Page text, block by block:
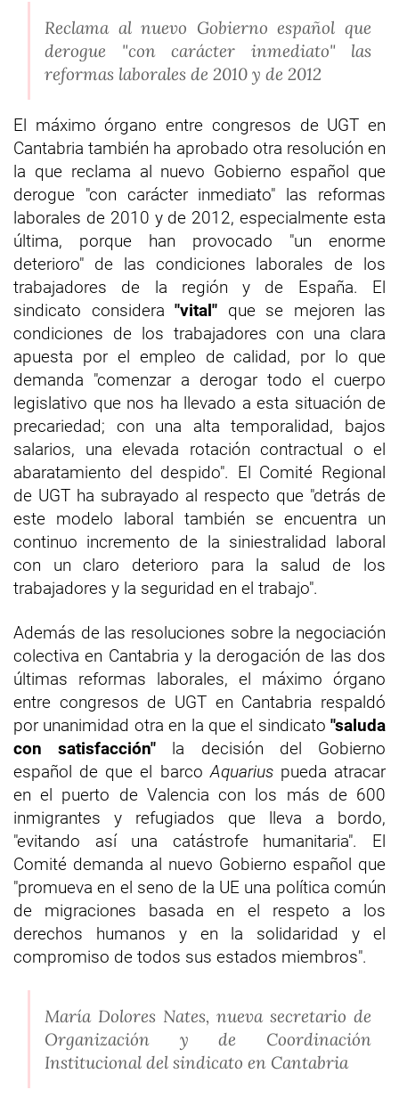
Reclama al nuevo Gobierno español que
derogue "con carácter inmediato" las
reformas laborales de 2010 y de 2012
El máximo órgano entre congresos de UGT en
Cantabria también ha aprobado otra resolución en
la que reclama al nuevo Gobierno español que
derogue "con carácter inmediato" las reformas
laborales de 2010 y de 2012, especialmente esta
última, porque han provocado "un enorme
deterioro" de las condiciones laborales de los
trabajadores de la región y de España. El
sindicato considera "vital" que se mejoren las
condiciones de los trabajadores con una clara
apuesta por el empleo de calidad, por lo que
demanda "comenzar a derogar todo el cuerpo
legislativo que nos ha llevado a esta situación de
precariedad; con una alta temporalidad, bajos
salarios, una elevada rotación contractual o el
abaratamiento del despido". El Comité Regional
de UGT ha subrayado al respecto que "detrás de
este modelo laboral también se encuentra un
continuo incremento de la siniestralidad laboral
con un claro deterioro para la salud de los
trabajadores y la seguridad en el trabajo".
Además de las resoluciones sobre la negociación
colectiva en Cantabria y la derogación de las dos
últimas reformas laborales, el máximo órgano
entre congresos de UGT en Cantabria respaldó
por unanimidad otra en la que el sindicato "saluda
con satisfacción" la decisión del Gobierno
español de que el barcoAquarius pueda atracar
en el puerto de Valencia con los más de 600
inmigrantes y refugiados que lleva a bordo,
"evitando así una catástrofe humanitaria". El
Comité demanda al nuevo Gobierno español que
"promueva en el seno de la UE una política común
de migraciones basada en el respeto a los
derechos humanos y en la solidaridad y el
compromiso de todos sus estados miembros".
María Dolores Nates, nueva secretario de
Organización y de Coordinación
Institucional del sindicato en Cantabria